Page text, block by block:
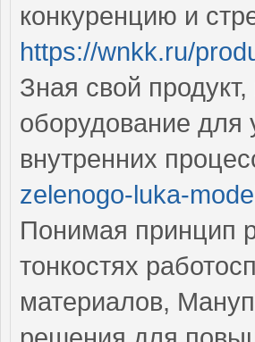
конкуренцию и
https://wnkk.ru/
Зная свой
оборудование для
внутренних
zelenogo-luka-
Понимая принцип
тонкостях
материалов,